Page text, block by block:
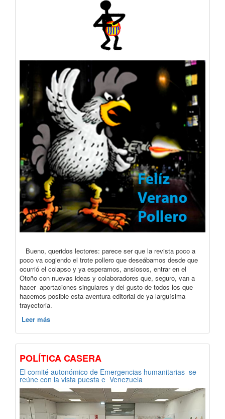
Bueno, queridos lectores: parece ser que la revista poco a
poco va cogiendo el trote pollero que deseábamos desde que
ocurrió el colapso y ya esperamos, ansiosos, entrar en el
Otoño con nuevas ideas y colaboradores que, seguro, van a
hacer aportaciones singulares y del gusto de todos los que
hacemos posible esta aventura editorial de ya larguísima
trayectoria.
Leer más
POLÍTICA CASERA
El comité autonómico de Emergencias humanitarias se
reúne con la vista puesta e Venezuela